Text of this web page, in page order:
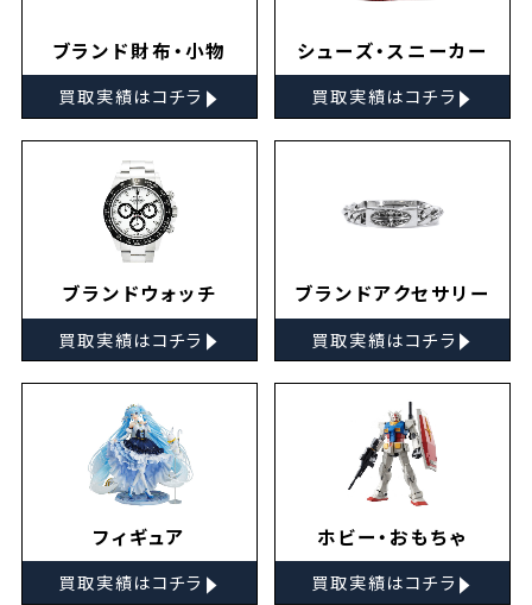
ブランド財布・小物
買取実績はコチラ ▸
シューズ・スニーカー
買取実績はコチラ ▸
ブランドウォッチ
買取実績はコチラ ▸
ブランドアクセサリー
買取実績はコチラ ▸
フィギュア
買取実績はコチラ ▸
ホビー・おもちゃ
買取実績はコチラ ▸